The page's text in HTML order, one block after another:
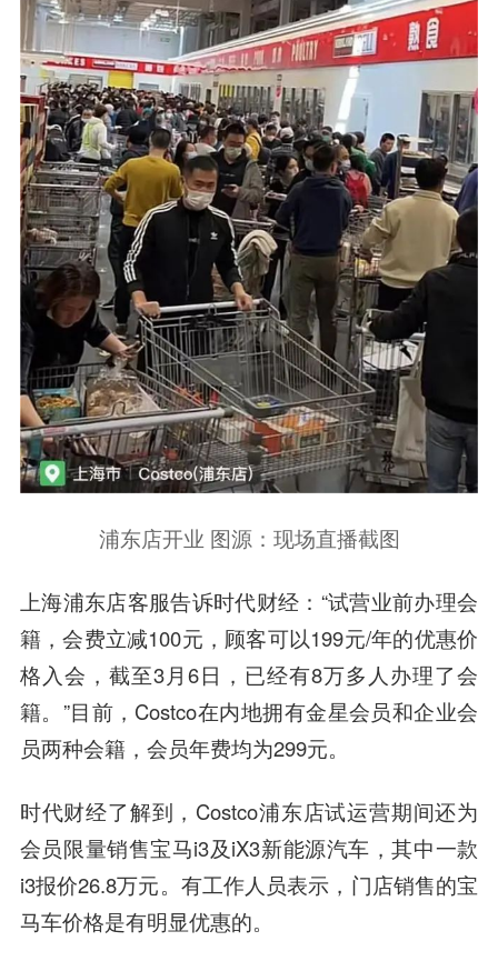
浦东店开业 图源：现场直播截图
上海浦东店客服告诉时代财经：“试营业前办理会
籍，会费立减100元，顾客可以199元/年的优惠价
格入会，截至3月6日，已经有8万多人办理了会
籍。”目前，Costco在内地拥有金星会员和企业会
员两种会籍，会员年费均为299元。
时代财经了解到，Costco浦东店试运营期间还为
会员限量销售宝马i3及iX3新能源汽车，其中一款
i3报价26.8万元。有工作人员表示，门店销售的宝
马车价格是有明显优惠的。